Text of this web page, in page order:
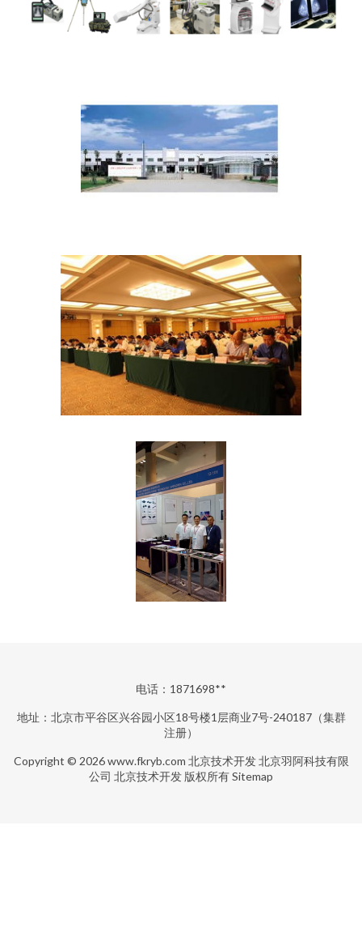
电话：1871698**
地址：北京市平谷区兴谷园小区18号楼1层商业7号-240187（集群
注册）
Copyright © 2026www.fkryb.com 北京技术开发 北京羽阿科技有限
公司 北京技术开发 版权所有Sitemap